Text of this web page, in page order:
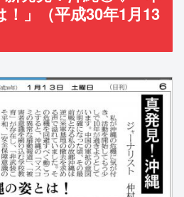
」（平成30年1月13